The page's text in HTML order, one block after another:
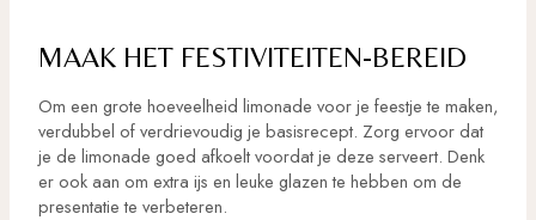
MAAK HET FESTIVITEITEN-BEREID
Om een grote hoeveelheid limonade voor je feestje te maken,
verdubbel of verdrievoudig je basisrecept. Zorg ervoor dat
je de limonade goed afkoelt voordat je deze serveert. Denk
er ook aan om extra ijs en leuke glazen te hebben om de
presentatie te verbeteren.